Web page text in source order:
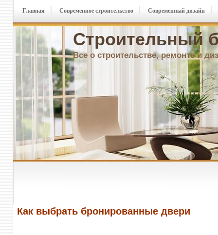
Строительный
Все о строительстве, ремонте и
Главная Современное строительство Современный дизайн
Как выбрать бронированные двери